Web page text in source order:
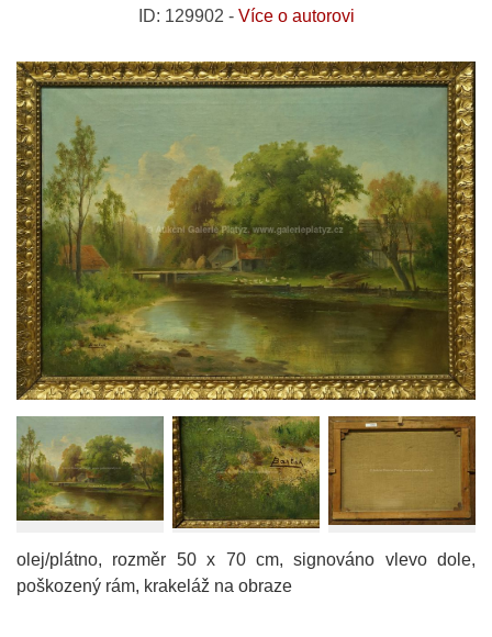
ID: 129902 - Více o autorovi
olej/plátno, rozměr 50 x 70 cm, signováno vlevo dole,
poškozený rám, krakeláž na obraze